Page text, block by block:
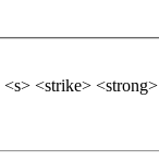
<strike> <strong>